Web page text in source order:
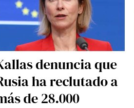
denuncia que
ha reclutado a
de 28.000